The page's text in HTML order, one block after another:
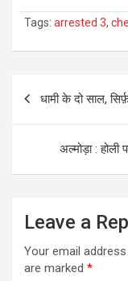
Tags: arrested 3,
navigation
धामी के दो साल,
अल्मोड़ा : होली
Leave a
Your email
are marked *